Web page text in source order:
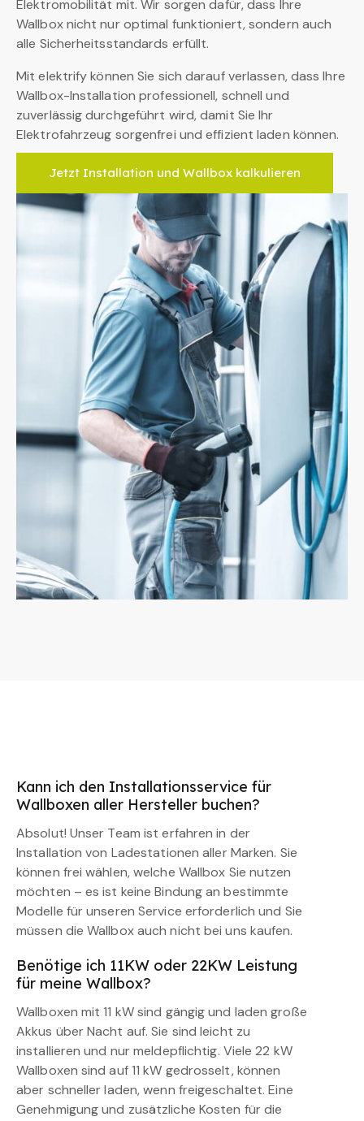
Elektromobilität mit. Wir sorgen dafür, dass Ihre
Wallbox nicht nur optimal funktioniert, sondern auch
alle Sicherheitsstandards erfüllt.
Mit elektrify können Sie sich darauf verlassen, dass Ihre
Wallbox-Installation professionell, schnell und
zuverlässig durchgeführt wird, damit Sie Ihr
Elektrofahrzeug sorgenfrei und effizient laden können.
Jetzt Installation und Wallbox kalkulieren
Kann ich den Installationsservice für
Wallboxen aller Hersteller buchen?
Absolut! Unser Team ist erfahren in der
Installation von Ladestationen aller Marken. Sie
können frei wählen, welche Wallbox Sie nutzen
möchten – es ist keine Bindung an bestimmte
Modelle für unseren Service erforderlich und Sie
müssen die Wallbox auch nicht bei uns kaufen.
Benötige ich 11KW oder 22KW Leistung
für meine Wallbox?
Wallboxen mit 11 kW sind gängig und laden große
Akkus über Nacht auf. Sie sind leicht zu
installieren und nur meldepflichtig. Viele 22 kW
Wallboxen sind auf 11 kW gedrosselt, können
aber schneller laden, wenn freigeschaltet. Eine
Genehmigung und zusätzliche Kosten für die